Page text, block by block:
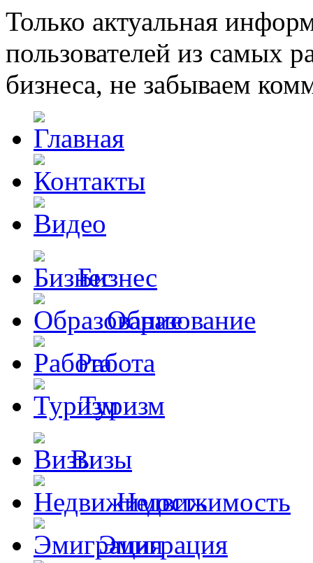
Только актуальная
пользователей из самых
бизнеса, не забываем
Бизнес
Образование
Работа
Туризм
Визы
Недвижимость
Эмиграция